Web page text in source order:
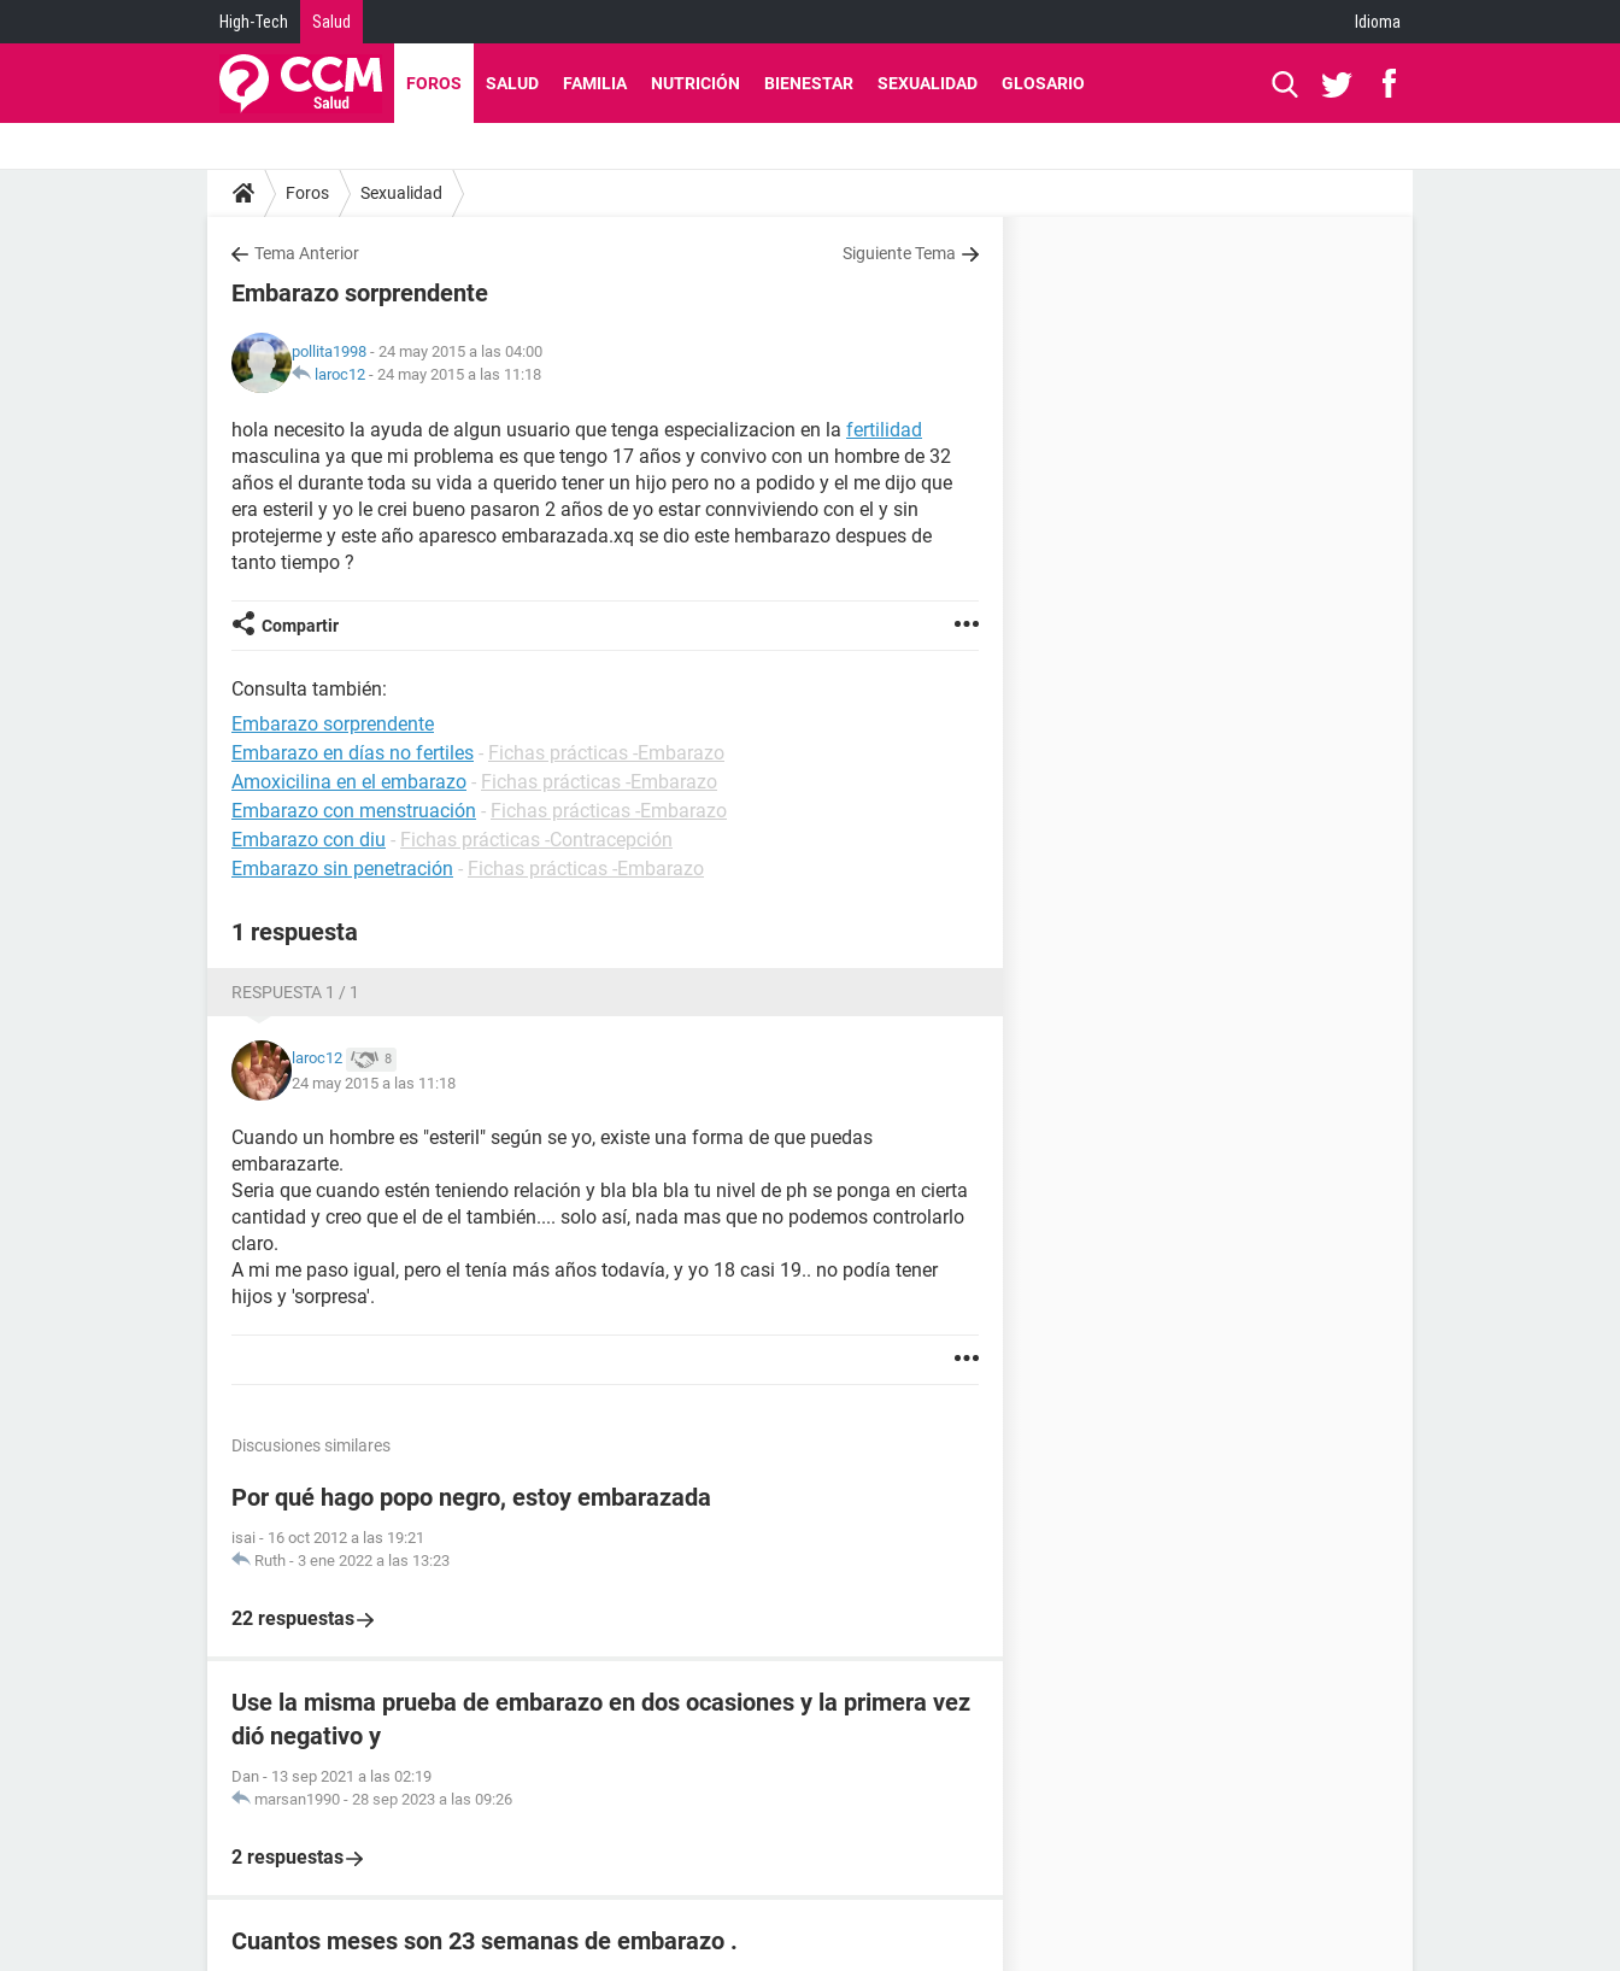
High-Tech Salud Idioma
FOROS SALUD FAMILIA NUTRICIÓN BIENESTAR SEXUALIDAD GLOSARIO
Foros Sexualidad
Tema Anterior Siguiente Tema
Embarazo sorprendente
pollita1998 - 24 may 2015 a las 04:00
laroc12 - 24 may 2015 a las 11:18
hola necesito la ayuda de algun usuario que tenga especializacion en la fertilidad
masculina ya que mi problema es que tengo 17 años y convivo con un hombre de 32
años el durante toda su vida a querido tener un hijo pero no a podido y el me dijo que
era esteril y yo le crei bueno pasaron 2 años de yo estar connviviendo con el y sin
protejerme y este año aparesco embarazada.xq se dio este hembarazo despues de
tanto tiempo ?
Compartir
Consulta también:
Embarazo sorprendente
Embarazo en días no fertiles - Fichas prácticas -Embarazo
Amoxicilina en el embarazo - Fichas prácticas -Embarazo
Embarazo con menstruación - Fichas prácticas -Embarazo
Embarazo con diu - Fichas prácticas -Contracepción
Embarazo sin penetración - Fichas prácticas -Embarazo
1 respuesta
RESPUESTA 1 / 1
laroc12 8
24 may 2015 a las 11:18
Cuando un hombre es "esteril" según se yo, existe una forma de que puedas
embarazarte.
Seria que cuando estén teniendo relación y bla bla bla tu nivel de ph se ponga en cierta
cantidad y creo que el de el también.... solo así, nada mas que no podemos controlarlo
claro.
A mi me paso igual, pero el tenía más años todavía, y yo 18 casi 19.. no podía tener
hijos y 'sorpresa'.
Discusiones similares
Por qué hago popo negro, estoy embarazada
isai - 16 oct 2012 a las 19:21
Ruth - 3 ene 2022 a las 13:23
22 respuestas
Use la misma prueba de embarazo en dos ocasiones y la primera vez
dió negativo y
Dan - 13 sep 2021 a las 02:19
marsan1990 - 28 sep 2023 a las 09:26
2 respuestas
Cuantos meses son 23 semanas de embarazo .